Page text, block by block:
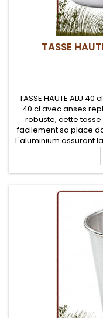
TASSE
TASSE HAUTE ALU
40 cl avec anses
robuste, cette
facilement sa place
L'aluminium assurant